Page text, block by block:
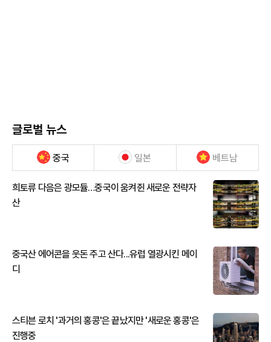
글로벌 뉴스
중국 일본 베트남
희토류 다음은 광모듈…중국이 움켜쥔 새로운 전략자
산
중국산 에어콘을 웃돈 주고 산다...유럽 열광시킨 메이
디
스티븐 로치 '과거의 홍콩'은 끝났지만 '새로운 홍콩'은
진행중